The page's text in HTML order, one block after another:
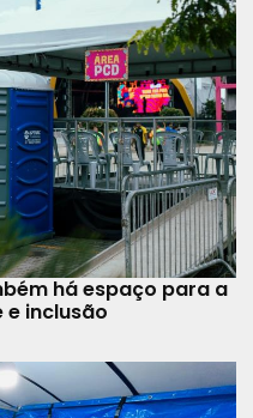
há espaço para a
e inclusão